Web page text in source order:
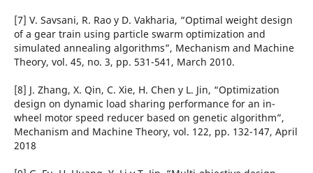
[7] V. Savsani, R. Rao y D. Vakharia, “Optimal weight design
of a gear train using particle swarm optimization and
simulated annealing algorithms”, Mechanism and Machine
Theory, vol. 45, no. 3, pp. 531-541, March 2010.
[8] J. Zhang, X. Qin, C. Xie, H. Chen y L. Jin, “Optimization
design on dynamic load sharing performance for an in-
wheel motor speed reducer based on genetic algorithm”,
Mechanism and Machine Theory, vol. 122, pp. 132-147, April
2018